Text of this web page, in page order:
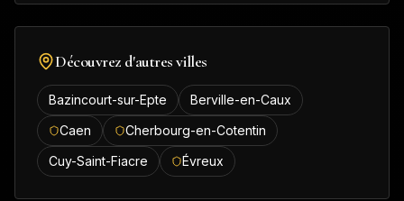
Découvrez d'autres villes
Bazincourt-sur-Epte
Berville-en-Caux
Caen
Cherbourg-en-Cotentin
Cuy-Saint-Fiacre
Évreux